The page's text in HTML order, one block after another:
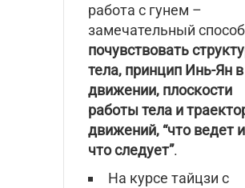
работа с гунем –
замечательный способ
почувствовать
тела, принцип Инь-Ян в
движении, плоскости
работы тела и
движений, “что ведет и
что следует”.
На курсе тайцзи с